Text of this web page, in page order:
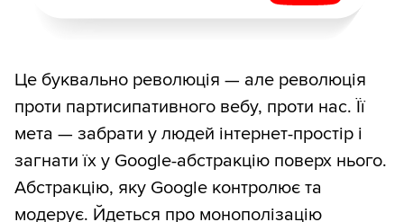
Це буквально революція — але революція
проти партисипативного вебу, проти нас. Її
мета — забрати у людей інтернет-простір і
загнати їх у Google-абстракцію поверх нього.
Абстракцію, яку Google контролює та
модерує. Йдеться про монополізацію